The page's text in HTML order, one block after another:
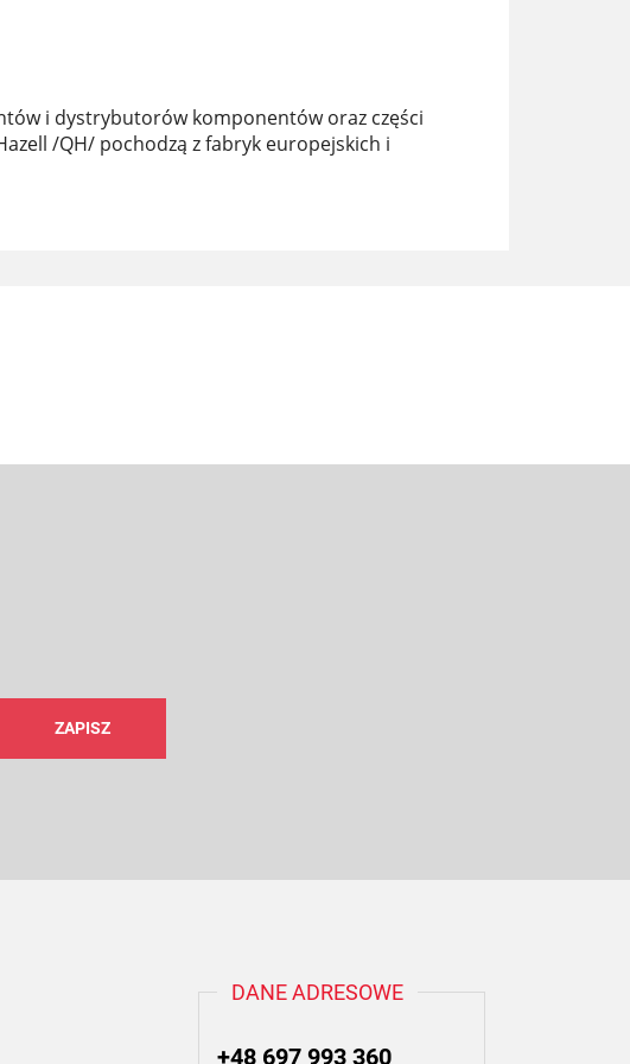
i dystrybutorów komponentów oraz części
/QH/ pochodzą z fabryk europejskich i
DANE ADRESOWE
+48 697 993 360